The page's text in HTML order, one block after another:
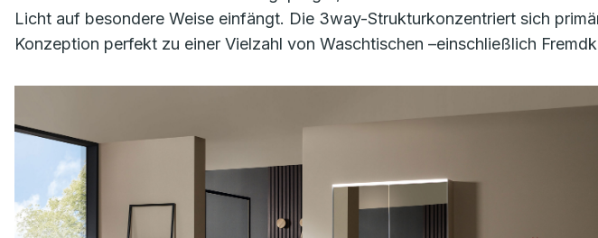
Licht auf besondere Weise einfängt. Die 3way-Strukturkonzentriert sich
Konzeption perfekt zu einer Vielzahl von Waschtischen –einschließlich